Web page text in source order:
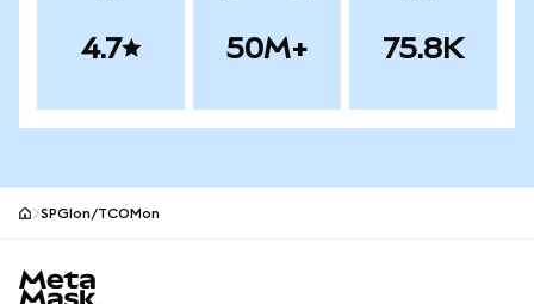
4.7 50M+ 75.8K
SPGIon/TCOMon